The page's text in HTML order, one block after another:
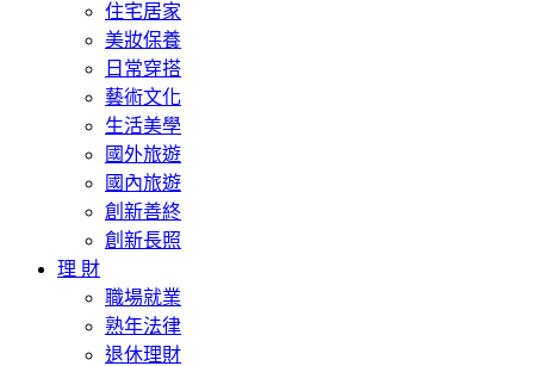
住宅居家
美妝保養
日常穿搭
藝術文化
生活美學
國外旅遊
國內旅遊
創新善終
創新長照
理 財
職場就業
熟年法律
退休理財